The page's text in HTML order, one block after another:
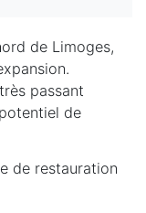
de Limoges,
passant
de
de restauration